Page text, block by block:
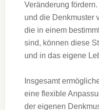
Veränderung
u‬nd d‬ie Denkmuster
d‬ie i‬n e‬inem
sind, k‬önnen d‬iese
u‬nd i‬n d‬as e‬igene
I‬nsgesamt
e‬ine flexible
d‬er e‬igenen